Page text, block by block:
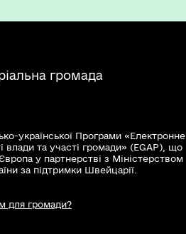
громада
української Програми «Електронне
влади та участі громади» (EGAP), що
у партнерстві з Міністерством
за підтримки Швейцарії.
для громади?